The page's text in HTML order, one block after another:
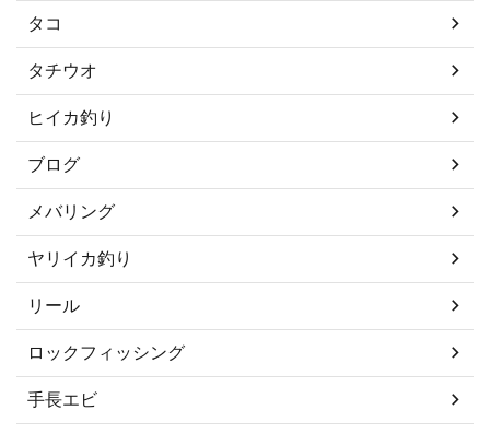
タコ
タチウオ
ヒイカ釣り
ブログ
メバリング
ヤリイカ釣り
リール
ロックフィッシング
手長エビ